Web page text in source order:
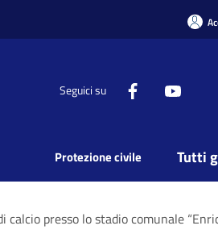
Seguici su
Protezione civile Tutti
presso lo stadio comunale